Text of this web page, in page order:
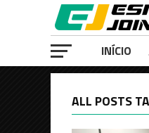
INÍCIO
ALL POSTS